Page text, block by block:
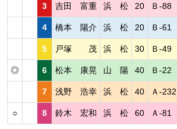
3 吉田 富重 浜 松 20 Ｂ-88
4 橋本 陽介 浜 松 20 Ｂ-61
5 戸塚 茂 浜 松 30 Ｂ-49
◎ 6 松本 康晃 山 陽 40 Ｂ-22
7 浅野 浩幸 浜 松 40 Ａ-232
○ 8 鈴木 宏和 浜 松 60 Ａ-81